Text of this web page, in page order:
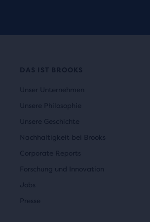
DAS IST BROOKS
Unser Unternehmen
Unsere Philosophie
Unsere Geschichte
Nachhaltigkeit bei Brooks
Corporate Reports
Forschung und Innovation
Jobs
Presse